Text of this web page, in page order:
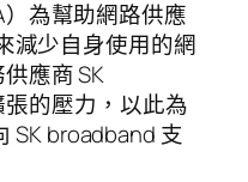
為幫助網路供應
減少自身使用的網
應商 SK
的壓力，以此為
SK broadband 支